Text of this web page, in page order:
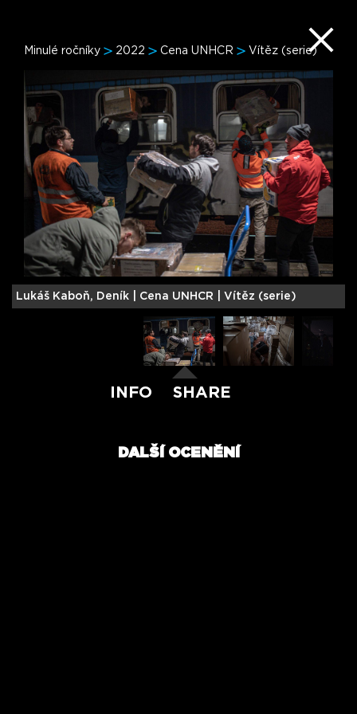
Minulé ročníky 2022 Cena UNHCR Vítěz (serie)
Lukáš Kaboň, Deník | Cena UNHCR | Vítěz (serie)
INFO SHARE
DALŠÍ OCENĚNÍ